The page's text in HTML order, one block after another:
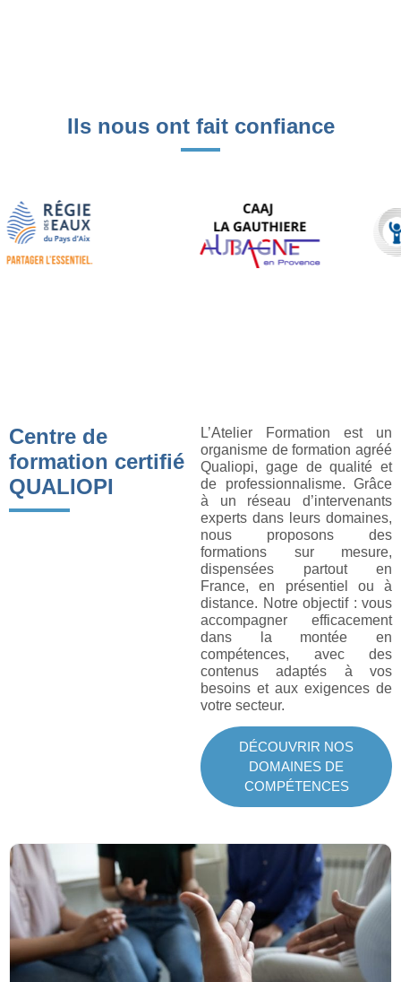
Ils nous ont fait confiance
Centre de
formation certifié
QUALIOPI
L’Atelier Formation est un
organisme de formation agréé
Qualiopi, gage de qualité et
de professionnalisme. Grâce
à un réseau d’intervenants
experts dans leurs domaines,
nous proposons des
formations sur mesure,
dispensées partout en
France, en présentiel ou à
distance. Notre objectif : vous
accompagner efficacement
dans la montée en
compétences, avec des
contenus adaptés à vos
besoins et aux exigences de
votre secteur.
DÉCOUVRIR NOS
DOMAINES DE
COMPÉTENCES